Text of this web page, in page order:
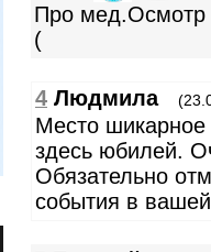
Про мед.Осмотр
(
4 Людмила
Место
здесь юбилей.
Обязательно
события в